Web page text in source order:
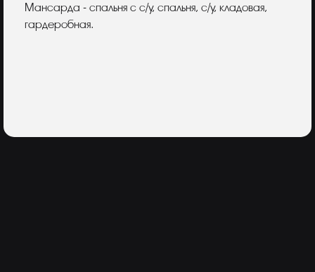
Мансарда - спальня с с/у, спальня, с/у, кладовая,
гардеробная.